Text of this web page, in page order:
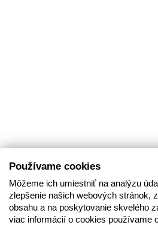
Používame cookies
Môžeme ich umiestniť na analýzu
zlepšenie našich webových stránok,
obsahu a na poskytovanie skvelého
viac informácií o cookies používame